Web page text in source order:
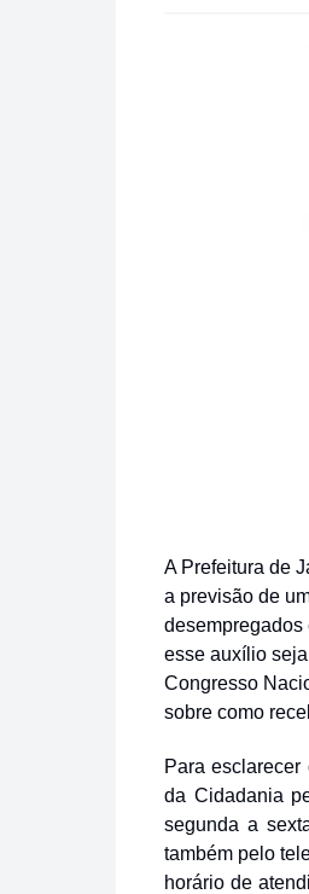
A Prefeitura de
a previsão de
desempregados
esse auxílio
Congresso
sobre como
Para
da Cidadania
segunda a
também pelo
horário de